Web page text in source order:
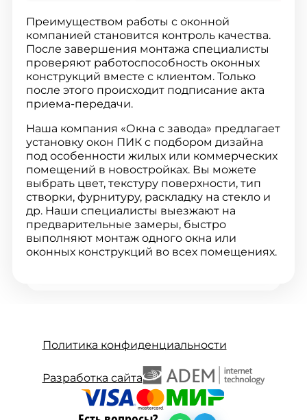
Преимуществом работы с оконной
компанией становится контроль качества.
После завершения монтажа специалисты
проверяют работоспособность оконных
конструкций вместе с клиентом. Только
после этого происходит подписание акта
приема-передачи.
Наша компания «Окна с завода» предлагает
установку окон ПИК с подбором дизайна
под особенности жилых или коммерческих
помещений в новостройках. Вы можете
выбрать цвет, текстуру поверхности, тип
створки, фурнитуру, раскладку на стекло и
др. Наши специалисты выезжают на
предварительные замеры, быстро
выполняют монтаж одного окна или
оконных конструкций во всех помещениях.
Политика конфиденциальности
Разработка сайта